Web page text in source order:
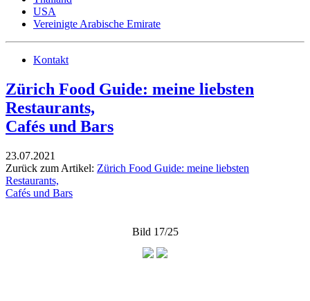
USA
Vereinigte Arabische Emirate
Kontakt
Zürich Food Guide: meine liebsten
Restaurants,
Cafés und Bars
23.07.2021
Zurück zum Artikel: Zürich Food Guide: meine liebsten
Restaurants,
Cafés und Bars
Bild 17/25